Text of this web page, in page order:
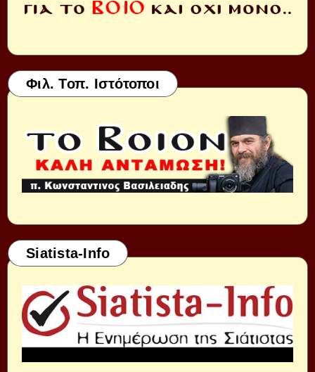
Φιλ. Τοπ. Ιστότοποι
Siatista-Info